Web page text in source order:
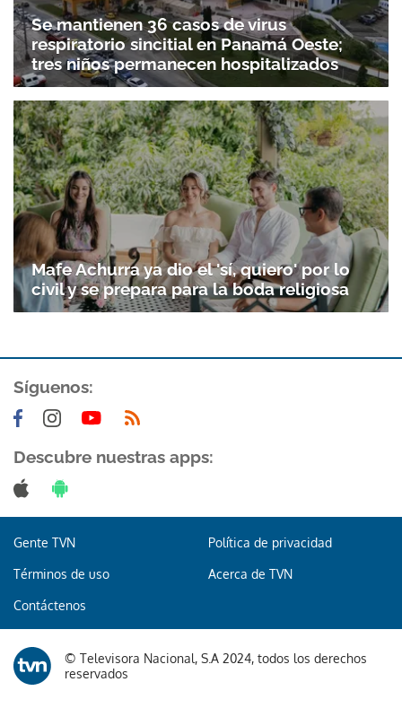
Se mantienen 36 casos de virus
respiratorio sincitial en Panamá Oeste;
tres niños permanecen hospitalizados
Mafe Achurra ya dio el 'sí, quiero' por lo
civil y se prepara para la boda religiosa
Síguenos:
Descubre nuestras apps:
Gente TVN Política de privacidad
Términos de uso Acerca de TVN
Contáctenos
© Televisora Nacional, S.A 2024, todos los derechos
reservados